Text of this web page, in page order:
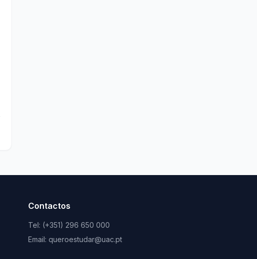
Contactos
Tel: (+351) 296 650 000
Email: queroestudar@uac.pt